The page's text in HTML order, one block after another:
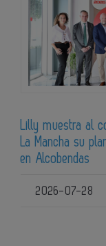
Lilly muestra al
La Mancha su
en Alcobendas
2026-07-28